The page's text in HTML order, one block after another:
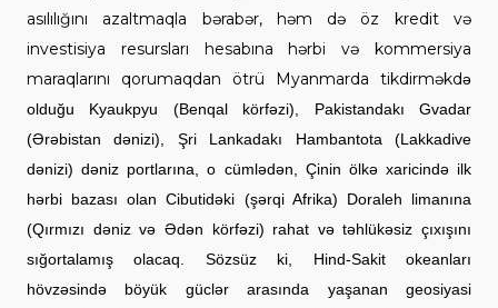
asılılığını azaltmaqla bərabər, həm də öz kredit və
investisiya resursları hesabına hərbi və kommersiya
maraqlarını qorumaqdan ötrü Myanmarda tikdirməkdə
olduğu Kyaukpyu (Benqal körfəzi), Pakistandakı Gvadar
(Ərəbistan dənizi), Şri Lankadakı Hambantota (Lakkadive
dənizi) dəniz portlarına, o cümlədən, Çinin ölkə xaricində ilk
hərbi bazası olan Cibutidəki (şərqi Afrika) Doraleh limanına
(Qırmızı dəniz və Ədən körfəzi) rahat və təhlükəsiz çıxışını
sığortalamış olacaq. Sözsüz ki, Hind-Sakit okeanları
hövzəsində böyük güclər arasında yaşanan geosiyasi